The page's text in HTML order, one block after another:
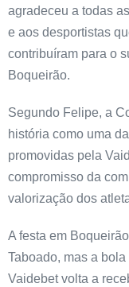
agradeceu a todas
e aos desportistas
contribuíram para o
Boqueirão.
Segundo Felipe, a
história como uma
promovidas pela
compromisso da
valorização dos
A festa em
Taboado, mas a
Vaidebet volta a